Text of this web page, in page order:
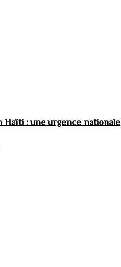
Haïti : une urgence nationale